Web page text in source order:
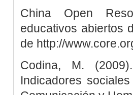
China Open
educativos abiertos
de http://
Codina, M.
Indicadores